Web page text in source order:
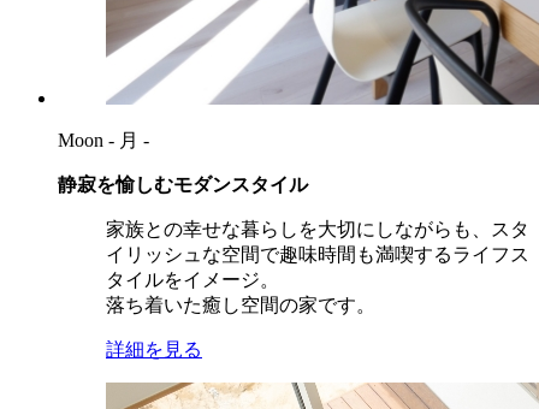
Moon - 月 -
静寂を愉しむモダンスタイル
家族との幸せな暮らしを大切にしながらも、スタ
イリッシュな空間で趣味時間も満喫するライフス
タイルをイメージ。
落ち着いた癒し空間の家です。
詳細を見る